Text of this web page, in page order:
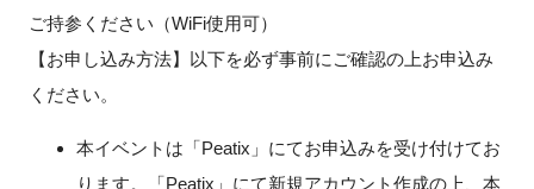
ご持参ください（WiFi使用可）
【お申し込み方法】以下を必ず事前にご確認の上お申込み
ください。
本イベントは「Peatix」にてお申込みを受け付けてお
ります。「Peatix」にて新規アカウント作成の上、本